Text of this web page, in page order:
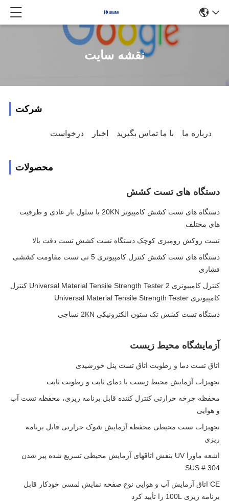
نقشه سایت
شرکت
درباره ما با ما تماس بگیرید اخبار درخواست
محصولات
دستگاه های تست کشش
دستگاه های تست کشش کامپیوتر 20KN با سلول بار عادی و ظرفیت
های مختلف
تست روکش رومیزی کوچک دستگاه تست کشش تست دقت بالا
دستگاه های تست کشش کنترل کامپیوتری 5 تی تست مقاومت کششی
فشاری
کنترل کامپیوتری Universal Material Tensile Strength Tester 2 کنترل
کامپیوتری Universal Material Tensile Strength Tester
دستگاه تست کشش تک ستون الکترونیکی 2KN نساجی
آزمایشگاه محیط زیست
اتاق تست دما و رطوبت اتاق تست پنل خورشیدی
تجهیزات آزمایش محیط زیست با دمای ثابت و رطوبت ثابت
محفظه چرخه حرارتی کنترل کننده قابل برنامه ریزی، محفظه تست آب
و هوایی
تجهیزات تست محیطی محفظه آزمایش شوک حرارتی قابل برنامه
ریزی
اشعه ماورا UV بنفش اتاقهای آزمایش محیطی تسریع شده پیر شدن
SUS # 304
CE اتاق آزمایش آب و هوایی نوع صفحه نمایش لمسی خودکار قابل
برنامه ریزی 100L را تأیید کرد